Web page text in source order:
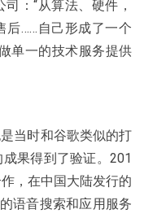
：“从算法、硬件，
后……自己形成了一个
单一的技术服务提供
当时和谷歌类似的打
果得到了验证。201
，在中国大陆发行的
语音搜索和应用服务